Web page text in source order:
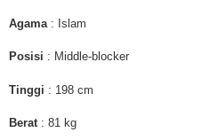
Agama : Islam
Posisi : Middle-blocker
Tinggi : 198 cm
Berat: 81 kg